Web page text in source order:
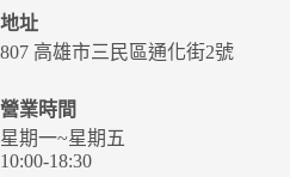
地址
807 高雄市三民區通化街2號
營業時間
星期一~星期五
10:00-18:30